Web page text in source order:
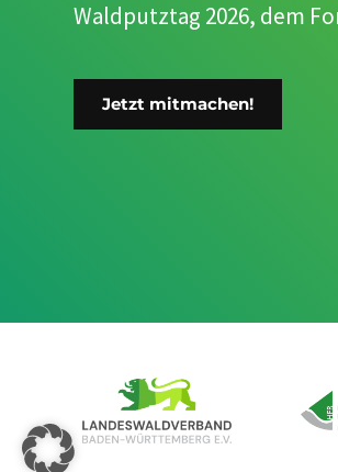
Waldputztag 2026, dem
Jetzt mitmachen!